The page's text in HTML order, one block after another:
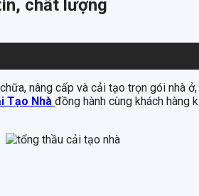
chất lượng
nâng cấp và cải tạo trọn gói nhà
Tạo Nhà đồng hành cùng khách hàng